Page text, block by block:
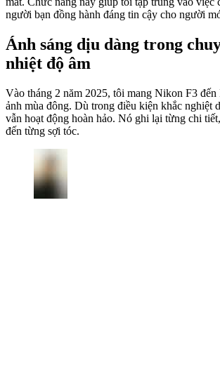
người bạn đồng hành đáng tin cậy cho người
Ánh sáng dịu dàng trong
nhiệt độ âm
Vào tháng 2 năm 2025, tôi mang Nikon F3
ảnh mùa đông. Dù trong điều kiện khắc nghiệt
vẫn hoạt động hoàn hảo. Nó ghi lại từng chi
đến từng sợi tóc.